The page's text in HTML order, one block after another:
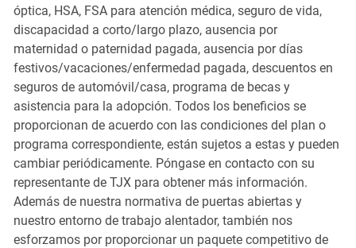
óptica, HSA, FSA para atención médica, seguro de vida,
discapacidad a corto/largo plazo, ausencia por
maternidad o paternidad pagada, ausencia por días
festivos/vacaciones/enfermedad pagada, descuentos en
seguros de automóvil/casa, programa de becas y
asistencia para la adopción. Todos los beneficios se
proporcionan de acuerdo con las condiciones del plan o
programa correspondiente, están sujetos a estas y pueden
cambiar periódicamente. Póngase en contacto con su
representante de TJX para obtener más información.
Además de nuestra normativa de puertas abiertas y
nuestro entorno de trabajo alentador, también nos
esforzamos por proporcionar un paquete competitivo de